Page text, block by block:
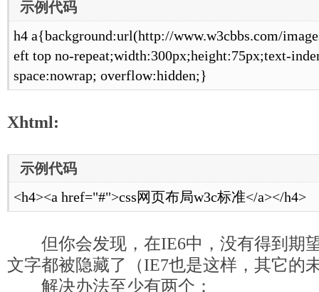
示例代码
h4 a{background:url(http://www.w3cbbs.com/
eft top no-repeat;width:300px;height:75px;text-
space:nowrap; overflow:hidden;}
Xhtml:
示例代码
<h4><a href="#">css网页布局w3c标准</a></h4>
但你会发现，在IE6中，没有得到期
文字都被隐藏了（IE7也是这样，其它的
解决办法至少有两个：